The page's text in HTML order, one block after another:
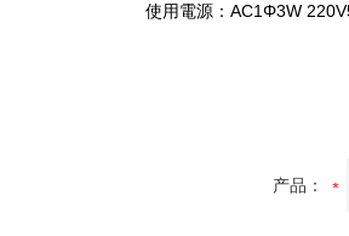
使用電源：AC1Φ3W
产品：